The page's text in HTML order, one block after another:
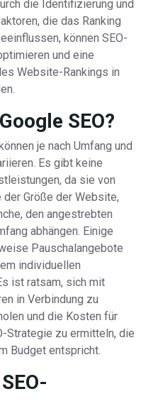
die Identifizierung und
die das Ranking
können SEO-
und eine
Website-Rankings in
SEO?
je nach Umfang und
Es gibt keine
da sie von
Größe der Website,
den angestrebten
abhängen. Einige
Pauschalangebote
individuellen
ist ratsam, sich mit
in Verbindung zu
und die Kosten für
Strategie zu ermitteln, die
Budget entspricht.